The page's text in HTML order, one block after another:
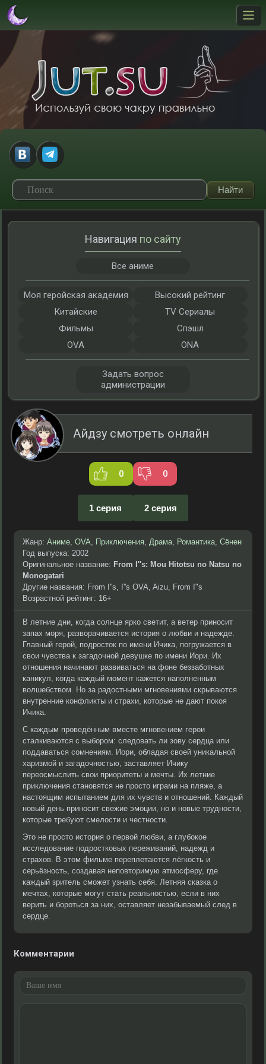
Айдзу смотреть онлайн
0 0
1 серия 2 серия
Жанр: Аниме, OVA, Приключения, Драма, Романтика, Сёнен
Год выпуска: 2002
Оригинальное название: From I''s: Mou Hitotsu no Natsu no
Monogatari
Другие названия: From I''s, I''s OVA, Aizu, From I"s
Возрастной рейтинг: 16+
В летние дни, когда солнце ярко светит, а ветер приносит
запах моря, разворачивается история о любви и надежде.
Главный герой, подросток по имени Ичика, погружается в
свои чувства к загадочной девушке по имени Иори. Их
отношения начинают развиваться на фоне беззаботных
каникул, когда каждый момент кажется наполненным
волшебством. Но за радостными мгновениями скрываются
внутренние конфликты и страхи, которые не дают покоя
Ичика.
С каждым проведённым вместе мгновением герои
сталкиваются с выбором: следовать ли зову сердца или
поддаваться сомнениям. Иори, обладая своей уникальной
харизмой и загадочностью, заставляет Ичику
переосмыслить свои приоритеты и мечты. Их летние
приключения становятся не просто играми на пляже, а
настоящим испытанием для их чувств и отношений. Каждый
новый день приносит свежие эмоции, но и новые трудности,
которые требуют смелости и честности.
Это не просто история о первой любви, а глубокое
исследование подростковых переживаний, надежд и
страхов. В этом фильме переплетаются лёгкость и
серьёзность, создавая неповторимую атмосферу, где
каждый зритель сможет узнать себя. Летняя сказка о
мечтах, которые могут стать реальностью, если в них
верить и бороться за них, оставляет незабываемый след в
сердце.
Комментарии
Навигация по сайту
Все аниме
Моя геройская академия
Высокий рейтинг
Китайские
TV Сериалы
Фильмы
Спэшл
OVA
ONA
Задать вопрос
администрации